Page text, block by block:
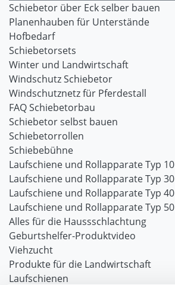
Schiebetor über Eck selber bauen
Planenhauben für Unterstände
Hofbedarf
Schiebetorsets
Winter und Landwirtschaft
Windschutz Schiebetor
Windschutznetz für Pferdestall
FAQ Schiebetorbau
Schiebetor selbst bauen
Schiebetorrollen
Schiebebühne
Laufschiene und Rollapparate Typ 10
Laufschiene und Rollapparate Typ 30
Laufschiene und Rollapparate Typ 40
Laufschiene und Rollapparate Typ 50
Alles für die Haussschlachtung
Geburtshelfer-Produktvideo
Viehzucht
Produkte für die Landwirtschaft
Laufschienen